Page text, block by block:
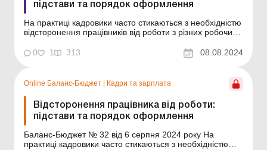
підстави та порядок оформлення
На практиці кадровики часто стикаються з необхідністю
відсторонення працівників від роботи з різних робочих
випадках, передбачених законодавством, інакше воно
буде незаконним. Далі в статті розповімо про те: в яких
0 1 313 08.08.2024
Online Баланс-Бюджет Кадри та зарплата
Відсторонення працівника від роботи:
підстави та порядок оформлення
Баланс-Бюджет № 32 від 6 серпня 2024 року На
практиці кадровики часто стикаються з необхідністю